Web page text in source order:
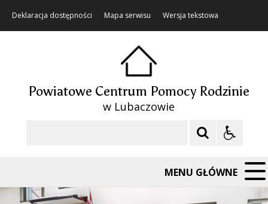
Deklaracja dostępności Mapa serwisu Wersja tekstowa
Powiatowe Centrum Pomocy Rodzinie
w Lubaczowie
MENU GŁÓWNE